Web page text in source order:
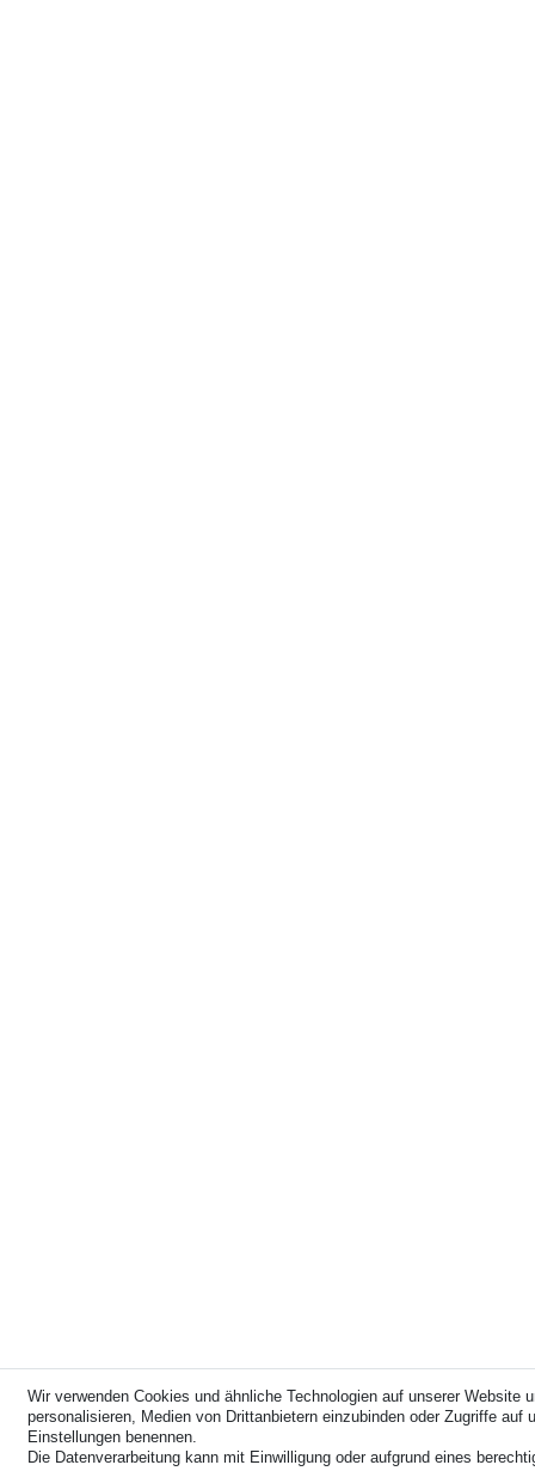
Wir verwenden Cookies und ähnliche Technologien auf unserer
personalisieren, Medien von Drittanbietern einzubinden oder Zugriffe
Einstellungen benennen.
Die Datenverarbeitung kann mit Einwilligung oder aufgrund eines